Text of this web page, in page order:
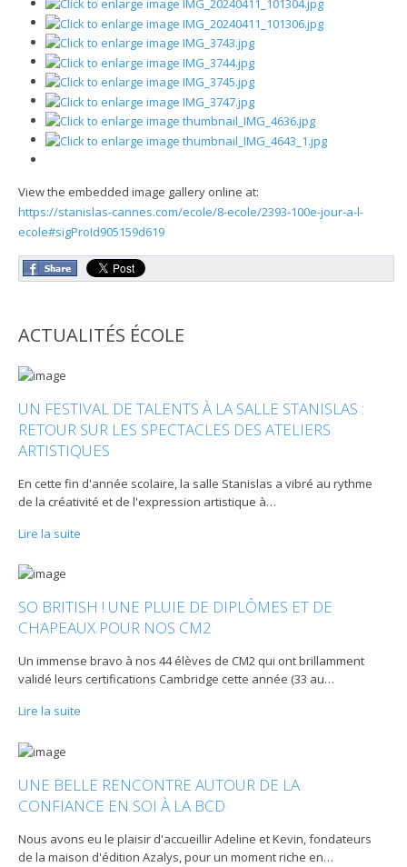
View the embedded image gallery online at:
https://stanislas-cannes.com/ecole/8-ecole/2393-100e-jour-a-l-
ecole#sigProId905159d619
ACTUALITÉS ÉCOLE
UN FESTIVAL DE TALENTS À LA SALLE STANISLAS :
RETOUR SUR LES SPECTACLES DES ATELIERS
ARTISTIQUES
En cette fin d'année scolaire, la salle Stanislas a vibré au rythme
de la créativité et de l'expression artistique à…
Lire la suite
SO BRITISH ! UNE PLUIE DE DIPLÔMES ET DE
CHAPEAUX POUR NOS CM2
Un immense bravo à nos 44 élèves de CM2 qui ont brillamment
validé leurs certifications Cambridge cette année (33 au…
Lire la suite
UNE BELLE RENCONTRE AUTOUR DE LA
CONFIANCE EN SOI À LA BCD
Nous avons eu le plaisir d'accueillir Adeline et Kevin, fondateurs
de la maison d'édition Azalys, pour un moment riche en…